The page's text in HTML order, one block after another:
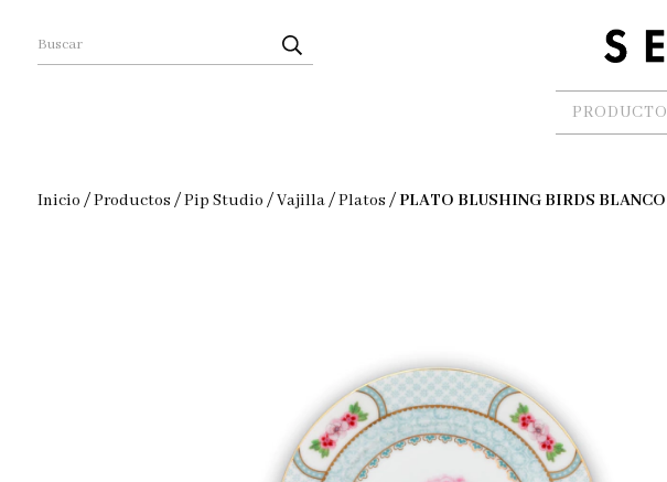
Inicio /Productos /Pip Studio /Vajilla/Platos /PLATO BLUSHING BIRDS